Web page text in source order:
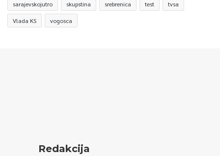
sarajevskojutro skupstina srebrenica test tvsa
Vlada KS vogosca
Redakcija